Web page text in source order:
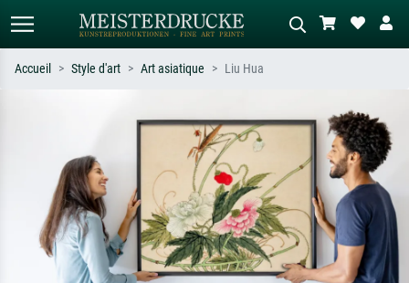
Recherchez par artiste, titre ou style –
ex. Monet, Nuit étoilée,
impressionnisme, vague de Hokusai,
nu.
Décrivez la scène – ex. prairie verte,
abstrait avec beaucoup de rouge,
tableau sombre, nu debout près d'un
Accueil Style d'art Art asiatique Liu Hua